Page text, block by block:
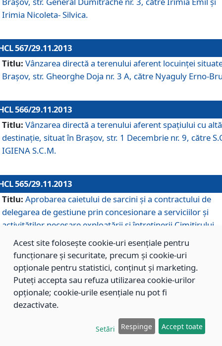
Irimia Nicoleta- Silvica.
567/29.11.2013
Titlu: Vânzarea directă a terenului aferent locuinţei
Braşov, str. Gheorghe Doja nr. 3 A, către Nyaguly Erno-
566/29.11.2013
Titlu: Vânzarea directă a terenului aferent spaţiului cu altă
destinaţie, situat în Braşov, str. 1 Decembrie nr. 9, către
IGIENA S.C.M.
565/29.11.2013
Titlu: Aprobarea caietului de sarcini şi a contractului de
delegarea de gestiune prin concesionare a serviciilor şi
activităţilor necesare exploatării şi întreţinerii Cimitirului
Municipal Braşov situat în str. Dimitrie Anghel nr. 19.
564/29.11.2013
Titlu: Completarea şi modificarea H.C.L. nr. 446/2013,
care s-a aprobat studiul de fundamentare pentru
Acest site folosește cookie-uri esențiale pentru
funcționare și securitate, precum și cookie-uri
opționale pentru statistici, conținut și marketing.
Puteți accepta sau refuza utilizarea cookie-urilor
opționale; cookie-urile esențiale nu pot fi
dezactivate.
Setări Respinge Accept toate